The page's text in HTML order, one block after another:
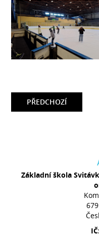
PŘEDCHOZÍ
Základní škola